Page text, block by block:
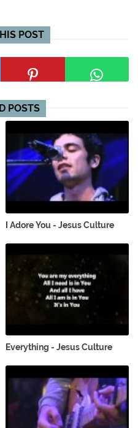
POST
POSTS
I Adore You - Jesus Culture
Everything - Jesus Culture